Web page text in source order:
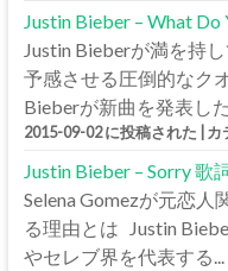
Justin Bieber – What
Justin Bieberが満を持
予感させる圧倒的なク
Bieberが新曲を発表し
2015-09-02 に投稿された カ
Justin Bieber – Sorry 歌
Selena Gomezが元恋
る理由とは Justin
やセレブ界を代表する...